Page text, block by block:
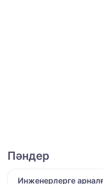
Пәндер
Инженерлерге